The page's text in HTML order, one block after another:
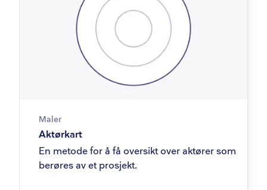
Maler
Aktørkart
En metode for å få oversikt over aktører som
berøres av et prosjekt.